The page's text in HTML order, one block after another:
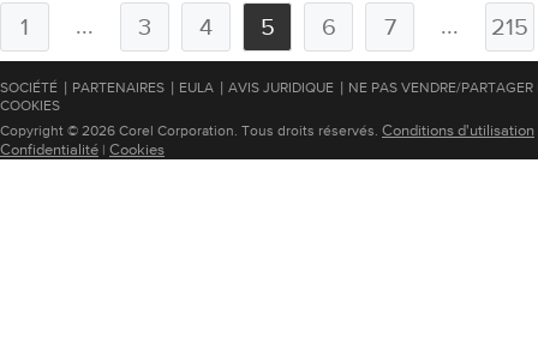
1 ... 3 4 5 6 7 ... 215
SOCIÉTÉ | PARTENAIRES | EULA | AVIS JURIDIQUE | NE PAS VENDRE/
COOKIES
Copyright © 2026 Corel Corporation. Tous droits réservés. Conditions d'utilisation
Confidentialité | Cookies